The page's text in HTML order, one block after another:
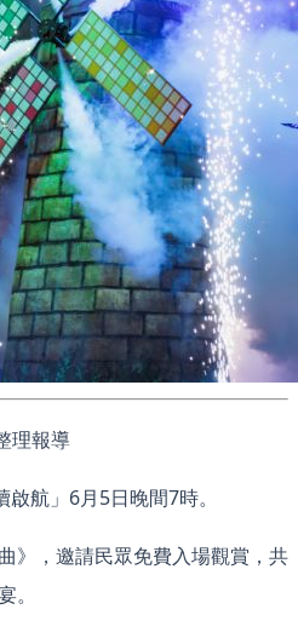
理報導
航」6月5日晚間7時。
》，邀請民眾免費入場觀賞，共
。